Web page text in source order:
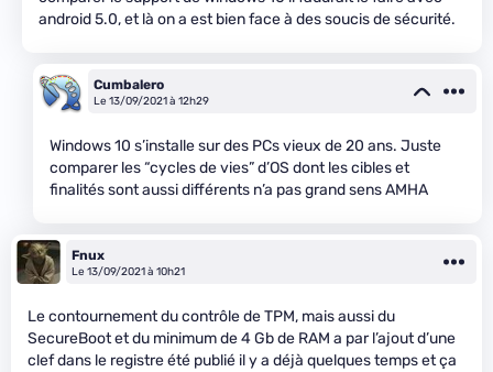
android 5.0, et là on a est bien face à des soucis de sécurité.
Cumbalero
Le 13/09/2021 à 12h29
Windows 10 s’installe sur des PCs vieux de 20 ans. Juste
comparer les “cycles de vies” d’OS dont les cibles et
finalités sont aussi différents n’a pas grand sens AMHA
Fnux
Le 13/09/2021 à 10h21
Le contournement du contrôle de TPM, mais aussi du
SecureBoot et du minimum de 4 Gb de RAM a par l’ajout d’une
clef dans le registre été publié il y a déjà quelques temps et ça